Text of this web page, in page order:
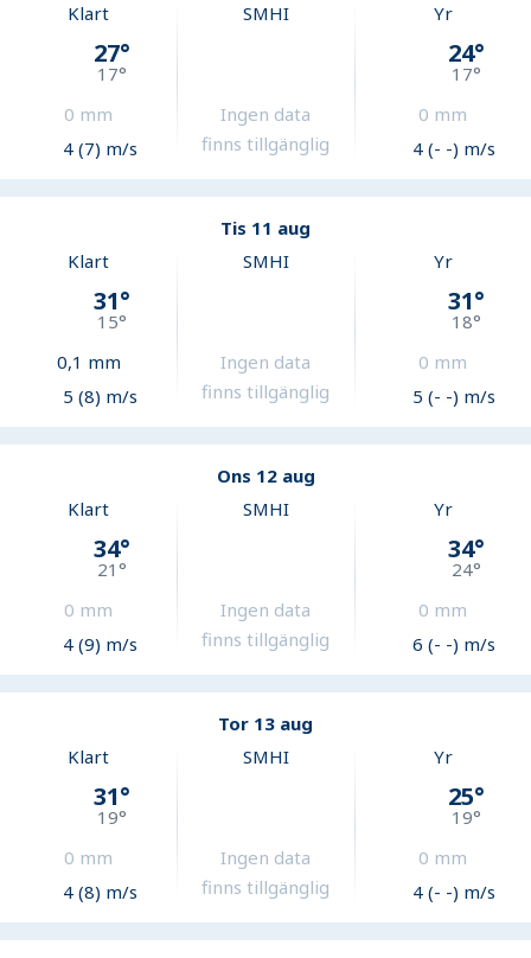
Klart
27°
17°
0 mm
4 (7) m/s
SMHI
Ingen data
finns tillgänglig
Yr
24°
17°
0 mm
4 (- -) m/s
Tis 11 aug
Klart
31°
15°
0,1 mm
5 (8) m/s
SMHI
Ingen data
finns tillgänglig
Yr
31°
18°
0 mm
5 (- -) m/s
Ons 12 aug
Klart
34°
21°
0 mm
4 (9) m/s
SMHI
Ingen data
finns tillgänglig
Yr
34°
24°
0 mm
6 (- -) m/s
Tor 13 aug
Klart
31°
19°
0 mm
4 (8) m/s
SMHI
Ingen data
finns tillgänglig
Yr
25°
19°
0 mm
4 (- -) m/s